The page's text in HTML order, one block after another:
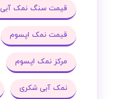
قیمت سنگ نمک آبی
قیمت نمک اپسوم
مرکز نمک اپسوم
نمک آبی شکری